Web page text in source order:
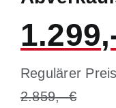
1.299
Regulärer
2.859